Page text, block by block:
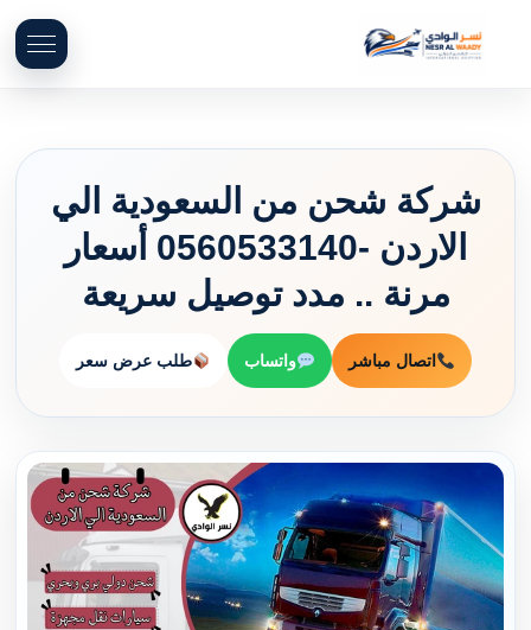
شركة شحن من السعودية الي
الاردن -0560533140 أسعار
مرنة .. مدد توصيل سريعة
اتصال مباشر واتساب طلب عرض سعر